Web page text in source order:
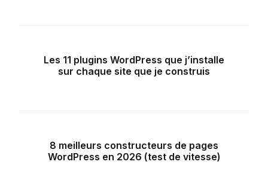
Les 11 plugins WordPress que j’installe
sur chaque site que je construis
8 meilleurs constructeurs de pages
WordPress en 2026 (test de vitesse)